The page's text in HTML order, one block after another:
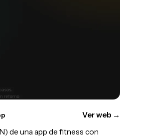
Ver web →
de una app de fitness con